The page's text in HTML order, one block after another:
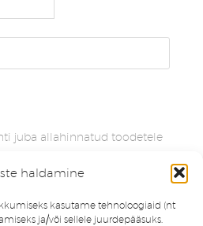
haldamine
kasutame tehnoloogiaid (nt
ja/või sellele juurdepääsuks.
juba allahinnatud toodetele